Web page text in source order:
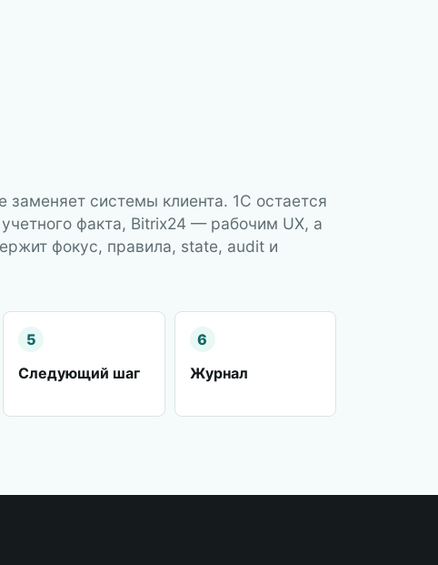
заменяет системы клиента. 1С остается
факта, Bitrix24 — рабочим UX, а
фокус, правила, state, audit и
5
Следующий шаг
6
Журнал